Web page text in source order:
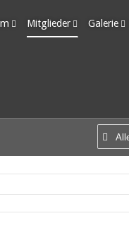
Mitglieder Galerie